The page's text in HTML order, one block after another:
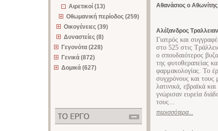
Αιρετικοί (13)
Οθωμανική περίοδος (259)
Οικογένειες (39)
Δυναστείες (8)
Γεγονότα (228)
Γενικά (872)
Δομικά (627)
Αθανάσιος ο
Αλέξανδρος
Γιατρός και
στο 525 στις
ο σπουδαιότερος
της φυτοθεραπείας
φαρμακολογίας. Το
συγχρόνους και τους
λατινικά, εβραϊκά
γνώρισαν ευρεία
τους...
περισσότερα...